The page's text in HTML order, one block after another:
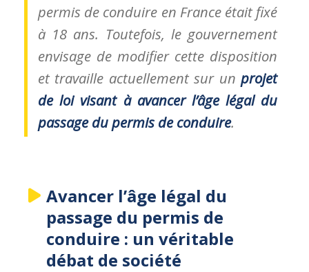
permis de conduire en France était fixé
à 18 ans. Toutefois, le gouvernement
envisage de modifier cette disposition
et travaille actuellement sur unprojet
de loi visant à avancer l’âge légal du
passage du permis de conduire.
Avancer l’âge légal du
passage du permis de
conduire : un véritable
débat de société